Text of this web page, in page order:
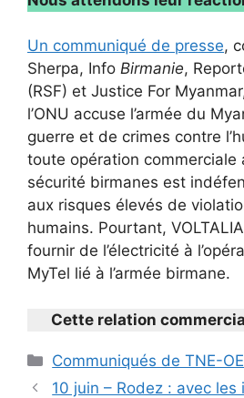
Un communiqué de presse,
Sherpa, Info Birmanie,
(RSF) et Justice For
l’ONU accuse l’armée du
guerre et de crimes contre
toute opération commerciale
sécurité birmanes est
aux risques élevés de
humains. Pourtant,
fournir de l’électricité à
MyTel lié à l’armée birmane.
Cette relation
Catégories
Communiqués de TNE-OE
10 juin – Rodez : avec les